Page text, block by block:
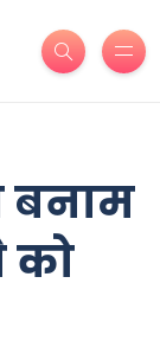
बनाम
को